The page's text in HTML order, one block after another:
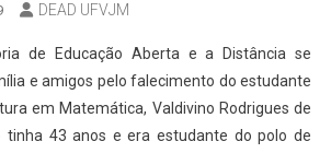
DEAD UFVJM
de Educação Aberta e a Distância se
e amigos pelo falecimento do estudante
em Matemática, Valdivino Rodrigues de
tinha 43 anos e era estudante do polo de